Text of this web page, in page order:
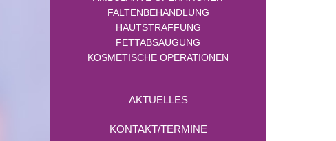
FALTENBEHANDLUNG
HAUTSTRAFFUNG
FETTABSAUGUNG
KOSMETISCHE OPERATIONEN
AKTUELLES
KONTAKT/TERMINE